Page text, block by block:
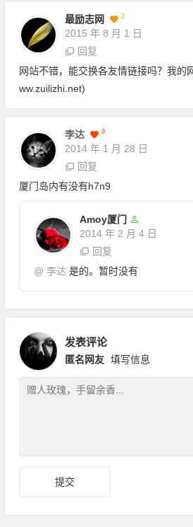
最励志网 2
2015 年 8 月 1 日
回复
网站不错，能交换各友情链接吗？我的
ww.zuilizhi.net)
李达 9
2014 年 1 月 28 日
回复
厦门岛内有没有h7n9
Amoy厦门
2014 年 2 月 4 日
回复
@ 李达 是的。暂时没有
发表评论
匿名网友 填写信息